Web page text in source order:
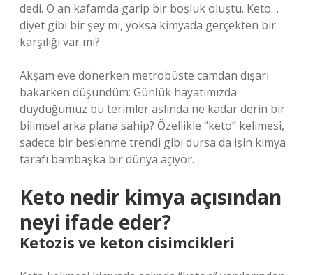
dedi. O an kafamda garip bir boşluk oluştu. Keto…
diyet gibi bir şey mi, yoksa kimyada gerçekten bir
karşılığı var mı?
Akşam eve dönerken metrobüste camdan dışarı
bakarken düşündüm: Günlük hayatımızda
duyduğumuz bu terimler aslında ne kadar derin bir
bilimsel arka plana sahip? Özellikle “keto” kelimesi,
sadece bir beslenme trendi gibi dursa da işin kimya
tarafı bambaşka bir dünya açıyor.
Keto nedir kimya açısından
neyi ifade eder?
Ketozis ve keton cisimcikleri